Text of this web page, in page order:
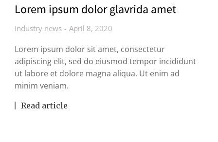
Lorem ipsum dolor glavrida amet
Industry news April 8, 2020
Lorem ipsum dolor sit amet, consectetur
adipiscing elit, sed do eiusmod tempor incididunt
ut labore et dolore magna aliqua. Ut enim ad
minim veniam.
Read article